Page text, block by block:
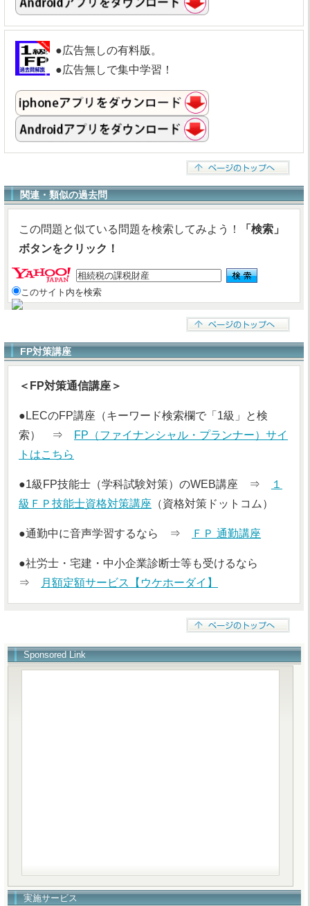
●広告無しの有料版。
●広告無しで集中学習！
関連・類似の過去問
この問題と似ている問題を検索してみよう！
「検索」
ボタンをクリック！
このサイト内を検索
FP対策講座
＜FP対策通信講座＞
●LECのFP講座（キーワード検索欄で「1級」と検
索） ⇒
FP（ファイナンシャル・プランナー）サイ
トはこちら
●1級FP技能士（学科試験対策）のWEB講座 ⇒
１
級ＦＰ技能士資格対策講座 （資格対策ドットコム）
●通勤中に音声学習するなら ⇒ ＦＰ 通勤講座
●社労士・宅建・中小企業診断士等も受けるなら
⇒
月額定額サービス【ウケホーダイ】
Sponsored Link
実施サービス